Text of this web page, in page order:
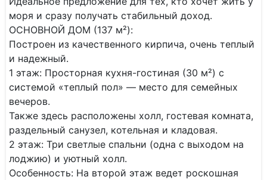
моря и сразу получать стабильный доход.
​ОСНОВНОЙ ДОМ (137 м²):
​Построен из качественного кирпича, очень теплый
и надежный.
​1 этаж: Просторная кухня-гостиная (30 м²) с
системой «теплый пол» — место для семейных
вечеров.
Также здесь расположены холл, гостевая комната,
раздельный санузел, котельная и кладовая.
​2 этаж: Три светлые спальни (одна с выходом на
лоджию) и уютный холл.
​Особенность: На второй этаж ведет роскошная